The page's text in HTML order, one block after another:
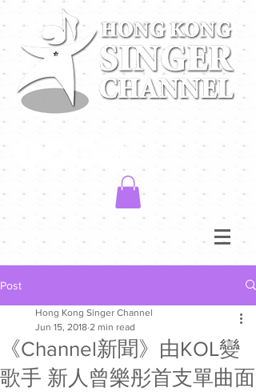
Post
《Channel新聞》由KOL變
歌手 新人曾樂彤首支單曲面
Hong Kong Singer Channel
Jun 15, 2018 2 min read